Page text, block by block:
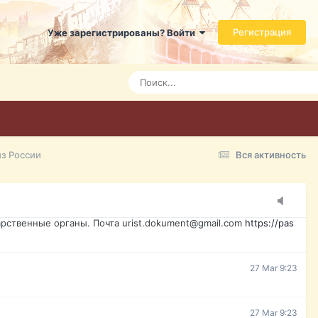
Уже зарегистрированы? Войти Регистрация
Вся активность
России
даже ребенок. Быстрое оформление договора с
7 Mar 3:21
7 Mar 3:24
7 Mar 3:28
15 Mar 16:47
органы. Почта urist.dokument@gmail.com https://pas
27 Mar 9:23
27 Mar 9:23